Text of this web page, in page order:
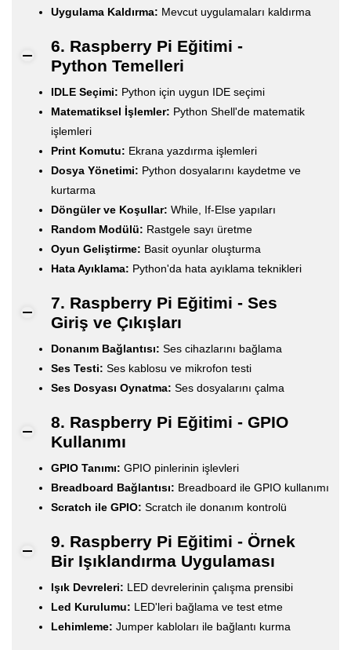
Uygulama Kaldırma: Mevcut uygulamaları kaldırma
6. Raspberry Pi Eğitimi -
Python Temelleri
IDLE Seçimi: Python için uygun IDE seçimi
Matematiksel İşlemler: Python Shell'de matematik
işlemleri
Print Komutu: Ekrana yazdırma işlemleri
Dosya Yönetimi: Python dosyalarını kaydetme ve
kurtarma
Döngüler ve Koşullar: While, If-Else yapıları
Random Modülü: Rastgele sayı üretme
Oyun Geliştirme: Basit oyunlar oluşturma
Hata Ayıklama: Python'da hata ayıklama teknikleri
7. Raspberry Pi Eğitimi - Ses
Giriş ve Çıkışları
Donanım Bağlantısı: Ses cihazlarını bağlama
Ses Testi: Ses kablosu ve mikrofon testi
Ses Dosyası Oynatma: Ses dosyalarını çalma
8. Raspberry Pi Eğitimi - GPIO
Kullanımı
GPIO Tanımı: GPIO pinlerinin işlevleri
Breadboard Bağlantısı: Breadboard ile GPIO kullanımı
Scratch ile GPIO: Scratch ile donanım kontrolü
9. Raspberry Pi Eğitimi - Örnek
Bir Işıklandırma Uygulaması
Işık Devreleri: LED devrelerinin çalışma prensibi
Led Kurulumu: LED'leri bağlama ve test etme
Lehimleme: Jumper kabloları ile bağlantı kurma